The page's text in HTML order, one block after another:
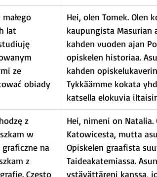
lat
ze
obiady
Hei, olen Tomek. Olen
kaupungista Masurian
kahden vuoden ajan
opiskelen historiaa.
kahden
Tykkäämme kokata
katsella elokuvia
z
w
na
z
Często
Hei, nimeni on
Katowicesta, mutta
Opiskelen graafista
Taideakatemiassa.
ystävättäreni kanssa,